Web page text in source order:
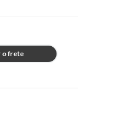
o frete